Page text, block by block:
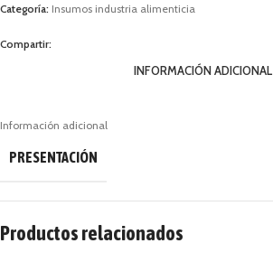
Categoría: Insumos industria alimenticia
Compartir:
INFORMACIÓN ADICIONAL
Información adicional
PRESENTACIÓN
Productos relacionados